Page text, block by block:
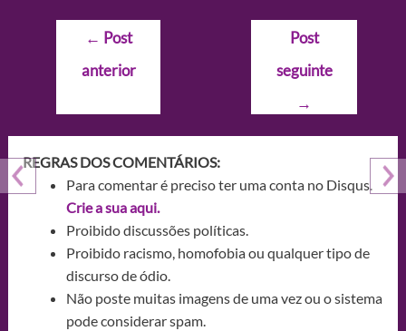
Navegação
Post
← Post
anterior
Post
seguinte
→
REGRAS DOS COMENTÁRIOS:
Para comentar é preciso ter uma conta no Disqus.
Crie a sua aqui.
Proibido discussões políticas.
Proibido racismo, homofobia ou qualquer tipo de
discurso de ódio.
Não poste muitas imagens de uma vez ou o sistema
pode considerar spam.